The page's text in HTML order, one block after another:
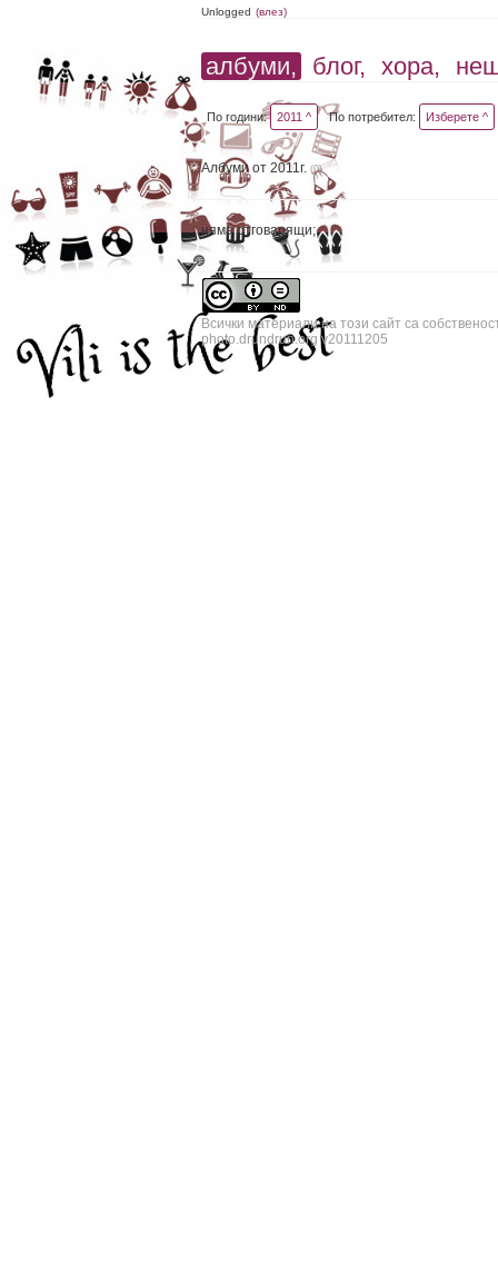
Unlogged (влез)
албуми, блог, хора,
По години: 2011 ^ По потребител: Изберете ^
Албуми от 2011г. (0)
няма отговарящи;
Всички материали на този сайт са
photo.drundrun.org v20111205